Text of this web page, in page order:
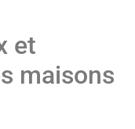
et
maisons